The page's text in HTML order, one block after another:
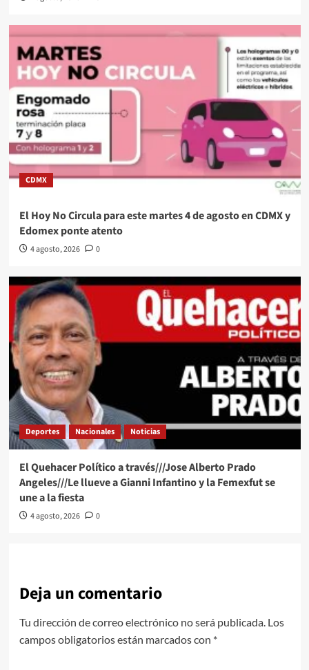
CDMX
El Hoy No Circula para este martes 4 de agosto en CDMX y
Edomex ponte atento
4 agosto, 2026 0
Deportes Nacionales Noticias
El Quehacer Político a través///Jose Alberto Prado
Angeles///Le llueve a Gianni Infantino y la Femexfut se
une a la fiesta
4 agosto, 2026 0
Deja un comentario
Tu dirección de correo electrónico no será publicada. Los
campos obligatorios están marcados con *